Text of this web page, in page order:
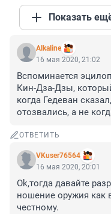
Показать
Alkaline
16 мая 2020, 21:02
Вспоминается
Кин-Дза-Дзы,
когда Гедеван
отозвались, а не
ОТВЕТИТЬ
VKuser76564
16 мая 2020, 20:01
Ok,тогда давайте
ношение оружия как
честному.